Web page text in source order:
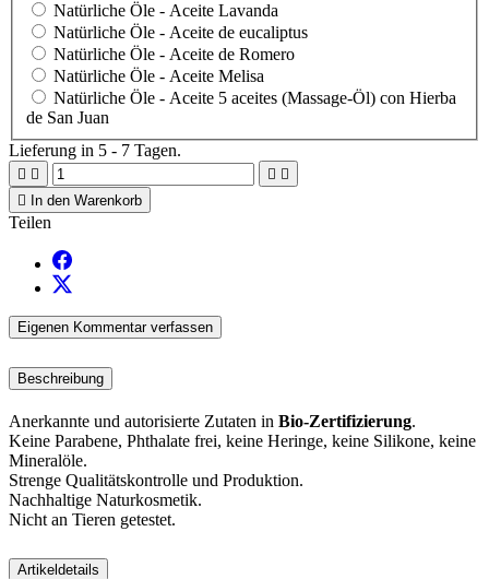
Natürliche Öle - Aceite Lavanda
Natürliche Öle - Aceite de eucaliptus
Natürliche Öle - Aceite de Romero
Natürliche Öle - Aceite Melisa
Natürliche Öle - Aceite 5 aceites (Massage-Öl) con Hierba
de San Juan
Lieferung in 5 - 7 Tagen.
   

In den Warenkorb
Teilen
Eigenen Kommentar verfassen
Beschreibung
Anerkannte und autorisierte Zutaten in Bio-Zertifizierung.
Keine Parabene, Phthalate frei, keine Heringe, keine Silikone, keine
Mineralöle.
Strenge Qualitätskontrolle und Produktion.
Nachhaltige Naturkosmetik.
Nicht an Tieren getestet.
Artikeldetails